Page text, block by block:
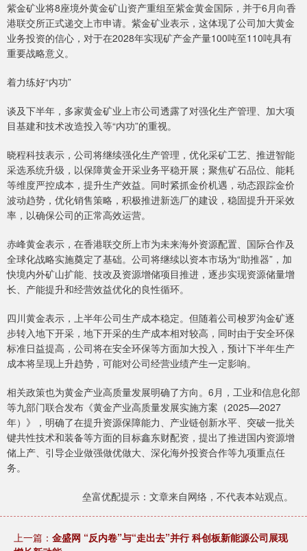
紫金矿业将8座境外黄金矿山资产重组至紫金黄金国际，并于6月向香
港联交所正式递交上市申请。紫金矿业表示，这体现了公司加大黄金
业务投资的信心，对于在2028年实现矿产金产量100吨至110吨具有
重要战略意义。
着力练好“内功”
谈及下半年，多家黄金矿业上市公司透露了对强化生产管理、加大项
目基建和技术改造投入等“内功”的重视。
晓程科技表示，公司将继续强化生产管理，优化采矿工艺、推进智能
采选系统升级，以保障黄金开采业务平稳开展；聚焦矿石品位、能耗
等维度严控成本，提升生产效益。同时紧抓金价机遇，动态跟踪金价
波动趋势，优化销售策略，积极推进新选厂的建设，稳固提升开采效
率，以确保公司的正常高效运营。
赤峰黄金表示，在香港联交所上市为未来海外资源配置、国际合作及
全球化战略实施奠定了基础。公司将继续以资本市场为“助推器”，加
快境内外矿山扩能、技改及资源增储项目推进，逐步实现资源储量增
长、产能提升和经营效益优化的良性循环。
四川黄金表示，上半年公司生产成本稳定。但随着公司梭罗沟金矿逐
步转入地下开采，地下开采的生产成本相对较高，同时由于安全环保
标准日益提高，公司将在安全环保等方面加大投入，预计下半年生产
成本将呈现上升趋势，可能对公司经营业绩产生一定影响。
相关政策也为黄金产业高质量发展明确了方向。6月，工业和信息化部
等九部门联合发布《黄金产业高质量发展实施方案（2025—2027
年）》，明确了在提升资源保障能力、产业链创新水平、突破一批关
键共性技术和装备等方面的目标鑫东财配资，提出了推进国内资源增
储上产、引导企业做强做优做大、深化海外投资合作等九项重点任
务。
垒富优配提示：文章来自网络，不代表本站观点。
上一篇： 金盛网 “反内卷”与“走出去”并行 科创板新能源公司展现